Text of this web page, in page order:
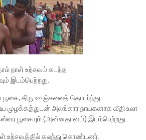
நாள் உற்சவம் கடந்த
இடம்பெற்றது.
திரு ஊஞ்சலைத் தொடர்ந்து
முழக்கத்துடன் அலங்கார நாயகனாக வீதி உலா
பூசையும் (அன்னதானம்) இடம்பெற்றது.
உற்சவத்தில் கலந்து கொண்டனர்.